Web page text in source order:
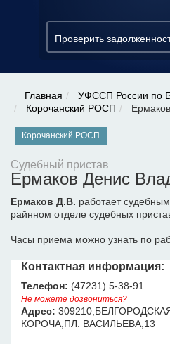
Проверить
Главная
УФССП России по
Корочанский РОСП
Корочанский РОСП
Судебный пристав
Ермаков Денис
Ермаков Д.В. работает
райнном отделе судебных
Часы приема можно узнать по
Контактная информация:
Телефон: (47231) 5-38-91
Не можете дозвониться?
Адрес:
КОРОЧА,ПЛ. ВАСИЛЬЕВА,13